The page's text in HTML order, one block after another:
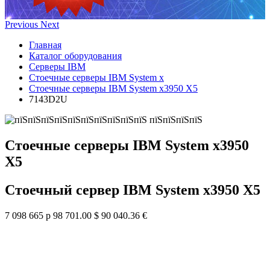
Previous Next
Главная
Каталог оборудования
Серверы IBM
Стоечные серверы IBM System x
Стоечные серверы IBM System x3950 X5
7143D2U
Стоечные серверы IBM System x3950
X5
Стоечный сервер IBM System x3950 X5
7 098 665 р 98 701.00 $ 90 040.36 €